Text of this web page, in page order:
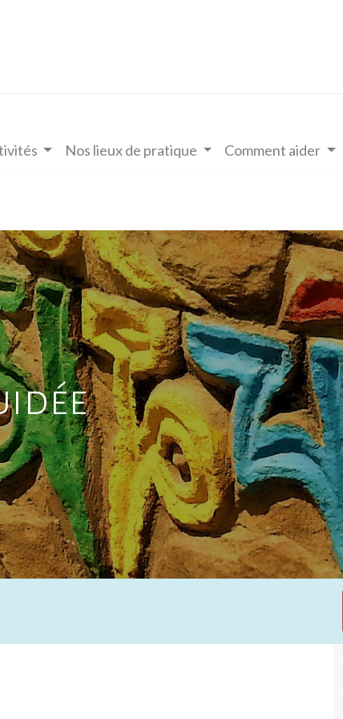
Nos lieux de pratique Comment aider